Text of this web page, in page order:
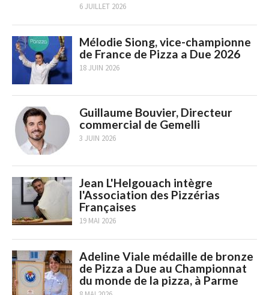
6 JUILLET 2026
Mélodie Siong, vice-championne
de France de Pizza a Due 2026
18 JUIN 2026
Guillaume Bouvier, Directeur
commercial de Gemelli
3 JUIN 2026
Jean L'Helgouach intègre
l'Association des Pizzérias
Françaises
19 MAI 2026
Adeline Viale médaille de bronze
de Pizza a Due au Championnat
du monde de la pizza, à Parme